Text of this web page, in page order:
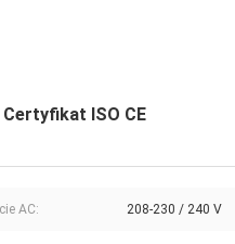
ISO CE
AC: 208-230 / 240 V